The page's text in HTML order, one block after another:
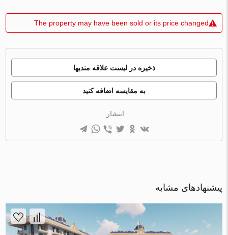
The property may have been sold or its price changed
ذخیره در لیست علاقه مندیها
به مقایسه اضافه کنید
انتشار:
پیشنهادهای مشابه